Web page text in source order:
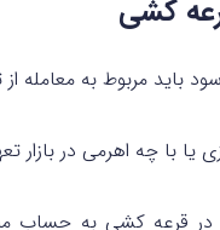
کشی
سود، ۱ امتیاز در قرعه